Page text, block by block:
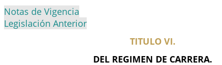
Notas de Vigencia
Legislación Anterior
TITULO VI.
DEL REGIMEN DE CARRERA.